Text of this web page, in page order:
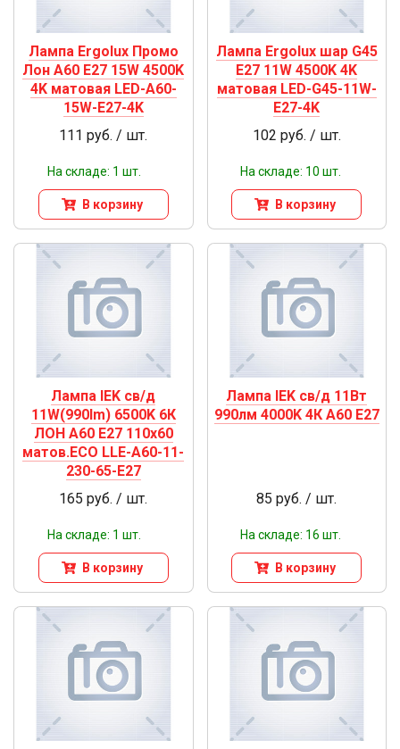
Лампа Ergolux Промо
Лон А60 Е27 15W 4500K
4K матовая LED-А60-
15W-E27-4K
111 руб. / шт.
На складе: 1 шт.
В корзину
Лампа Ergolux шар G45
Е27 11W 4500K 4K
матовая LED-G45-11W-
E27-4K
102 руб. / шт.
На складе: 10 шт.
В корзину
Лампа IEK св/д
11W(990lm) 6500K 6К
ЛОН A60 Е27 110x60
матов.ECO LLE-A60-11-
230-65-E27
165 руб. / шт.
На складе: 1 шт.
В корзину
Лампа IEK св/д 11Вт
990лм 4000K 4К A60 Е27
85 руб. / шт.
На складе: 16 шт.
В корзину